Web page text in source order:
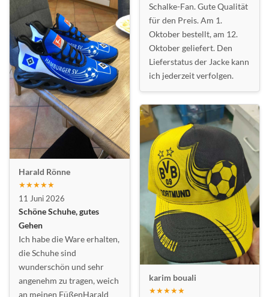
Harald Rönne
★★★★★
11 Juni 2026
Schöne Schuhe, gutes
Gehen
Ich habe die Ware erhalten,
die Schuhe sind
wunderschön und sehr
angenehm zu tragen, weich
an meinen FüßenHarald
Schalke-Fan. Gute Qualität
für den Preis. Am 1.
Oktober bestellt, am 12.
Oktober geliefert. Den
Lieferstatus der Jacke kann
ich jederzeit verfolgen.
karim bouali
★★★★★